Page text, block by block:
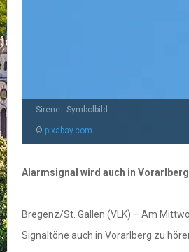
Sirene - Symbolbild
© pixabay.com
Alarmsignal wird auch in
Bregenz/St. Gallen (VLK) – Am
Signaltöne auch in Vorarlberg zu